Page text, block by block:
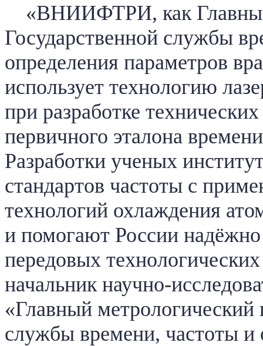
«ВНИИФТРИ, как Главный
Государственной службы
определения параметров
использует технологию
при разработке
первичного эталона
Разработки ученых
стандартов частоты с
технологий охлаждения
и помогают России надёжно
передовых
начальник научно-
«Главный метрологический
службы времени, частоты и